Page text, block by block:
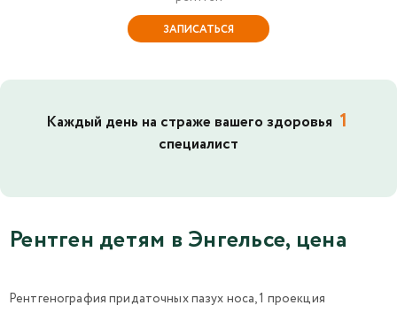
ЗАПИСАТЬСЯ
Каждый день на страже вашего здоровья 1
специалист
Рентген детям в Энгельсе, цена
Рентгенография придаточных пазух носа, 1 проекция